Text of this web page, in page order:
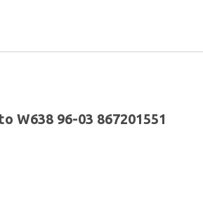
W638 96-03 867201551